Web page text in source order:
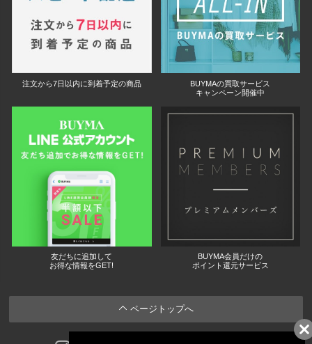
注文から7日以内に到着予定の商品
BUYMAの買取サービス
キャンペーン開催中
友だちに追加して
お得な情報をGET!
BUYMA会員だけの
ポイント還元サービス
ページトップへ